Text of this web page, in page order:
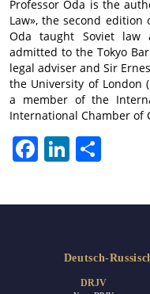
Professor Oda is the
Law», the second
Oda taught Soviet
admitted to the Tokyo
legal adviser and Sir
the University of London
a member of the
International Chamber of
FacebookLinkedIn
Deutsch-
DRJV